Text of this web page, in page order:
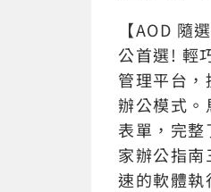
【AOD 隨
公首選! 輕
管理平台
辦公模式。
表單，完整
家辦公指
速的軟體執